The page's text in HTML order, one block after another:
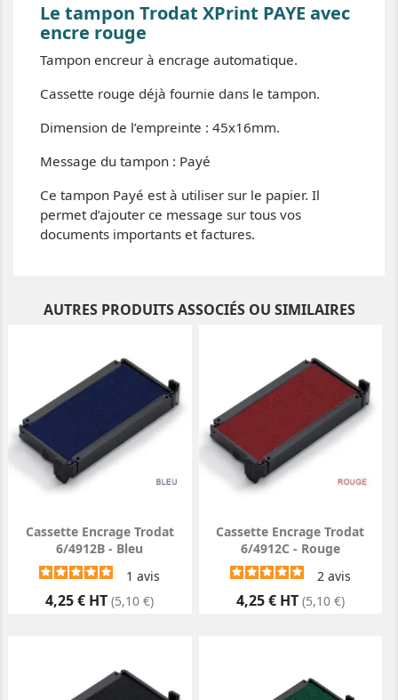
Le tampon Trodat XPrint PAYE avec
encre rouge
Tampon encreur à encrage automatique.
Cassette rouge déjà fournie dans le tampon.
Dimension de l’empreinte : 45x16mm.
Message du tampon : Payé
Ce tampon Payé est à utiliser sur le papier. Il
permet d’ajouter ce message sur tous vos
documents importants et factures.
AUTRES PRODUITS ASSOCIÉS OU SIMILAIRES
Cassette Encrage Trodat
6/4912B - Bleu
1avis
Prix
4,25 € HT (5,10 €)
Cassette Encrage Trodat
6/4912C - Rouge
2 avis
Prix
4,25 € HT (5,10 €)